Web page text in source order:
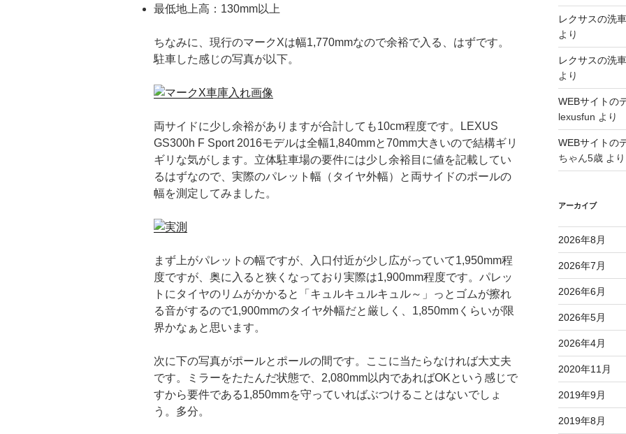
最低地上高：130mm以上
ちなみに、現行のマークXは幅1,770mmなので余裕で入る、はずです。
駐車した感じの写真が以下。
両サイドに少し余裕がありますが合計しても10cm程度です。LEXUS
GS300h F Sport 2016モデルは全幅1,840mmと70mm大きいので結構ギリ
ギリな気がします。立体駐車場の要件には少し余裕目に値を記載してい
るはずなので、実際のパレット幅（タイヤ外幅）と両サイドのポールの
幅を測定してみました。
まず上がパレットの幅ですが、入口付近が少し広がっていて1,950mm程
度ですが、奥に入ると狭くなっており実際は1,900mm程度です。パレッ
トにタイヤのリムがかかると「キュルキュルキュル～」っとゴムが擦れ
る音がするので1,900mmのタイヤ外幅だと厳しく、1,850mmくらいが限
界かなぁと思います。
次に下の写真がポールとポールの間です。ここに当たらなければ大丈夫
です。ミラーをたたんだ状態で、2,080mm以内であればOKという感じで
すから要件である1,850mmを守っていればぶつけることはないでしょ
う。多分。
レクサスの洗
より
レクサスの洗
より
WEBサイトの
lexusfun より
WEBサイトの
ちゃん5歳より
アーカイブ
2026年8月
2026年7月
2026年6月
2026年5月
2026年4月
2020年11月
2019年9月
2019年8月